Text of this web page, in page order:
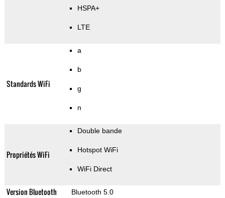
HSPA+
LTE
Standards WiFi
a
b
g
n
Propriétés WiFi
Double bande
Hotspot WiFi
WiFi Direct
Version Bluetooth Bluetooth 5.0